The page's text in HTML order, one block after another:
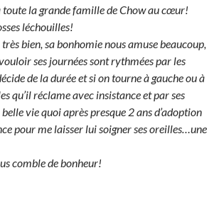
toute la grande famille de Chow au cœur!
léchouilles!
bien, sa bonhomie nous amuse beaucoup,
ses journées sont rythmées par les
de la durée et si on tourne à gauche ou à
qu’il réclame avec insistance et par ses
vie quoi après presque 2 ans d’adoption
pour me laisser lui soigner ses oreilles…une
comble de bonheur!